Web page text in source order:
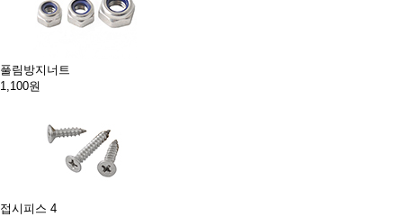
풀림방지너트
1,100원
접시피스 4